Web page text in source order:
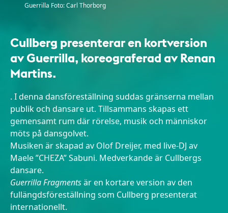
Guerrilla Foto: Carl Thorborg
Cullberg presenterar en kortversion
av Guerrilla, koreograferad av Renan
Martins.
. I denna dansföreställning suddas gränserna mellan
publik och dansare ut. Tillsammans skapas ett
gemensamt rum där rörelse, musik och människor
möts på dansgolvet.
Musiken är skapad av Olof Dreijer, med live-DJ av
Maele ”CHEZA” Sabuni. Medverkande är Cullbergs
dansare.
Guerrilla Fragmentsär en kortare version av den
fullängdsföreställning som Cullberg presenterat
internationellt.